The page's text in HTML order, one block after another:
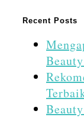
Recent Posts